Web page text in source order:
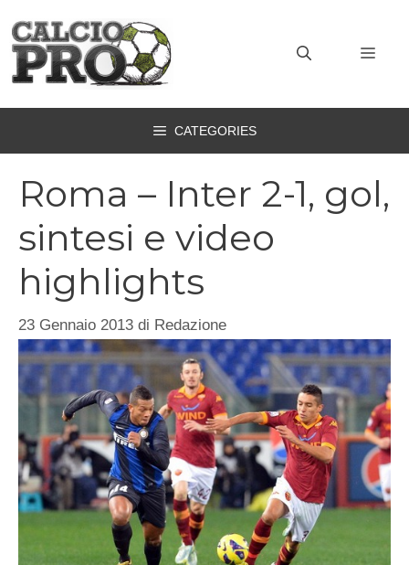
contenuto
CATEGORIES
Roma – Inter 2-1, gol,
sintesi e video
highlights
23 Gennaio 2013 di Redazione